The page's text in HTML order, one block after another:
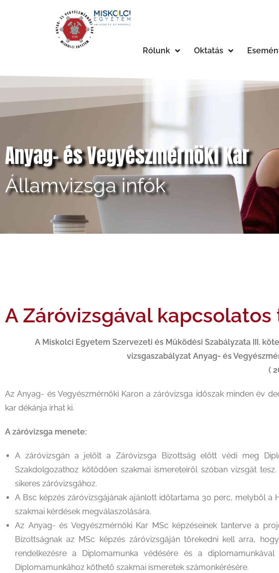
Rólunk Oktatás
Anyag- és Vegyészmérnöki Kar
Államvizsga infók
A Záróvizsgával
A Miskolci Egyetem Szervezeti és Működési Szabályzata III.
vizsgaszabályzat Anyag- és
(
Az Anyag- és Vegyészmérnöki Karon a záróvizsga időszak minden év
kar dékánja írhat ki.
A záróvizsga menete:
A záróvizsgán a jelölt a Záróvizsga Bizottság előtt védi meg
Szakdolgozathoz kötődően szakmai ismereteiről szóban vizsgát
sikeres záróvizsgához.
A Bsc képzés záróvizsgájának ajánlott időtartama 30 perc, melyből a
szakmai kérdések megválaszolására.
Az Anyag- és Vegyészmérnöki Kar MSc képzéseinek tanterve a
Bizottságnak az MSc képzés záróvizsgáján törekedni kell arra,
rendelkezésre a Diplomamunka védésére és a
Diplomamunkához köthető szakmai ismeretek számonkérésére.